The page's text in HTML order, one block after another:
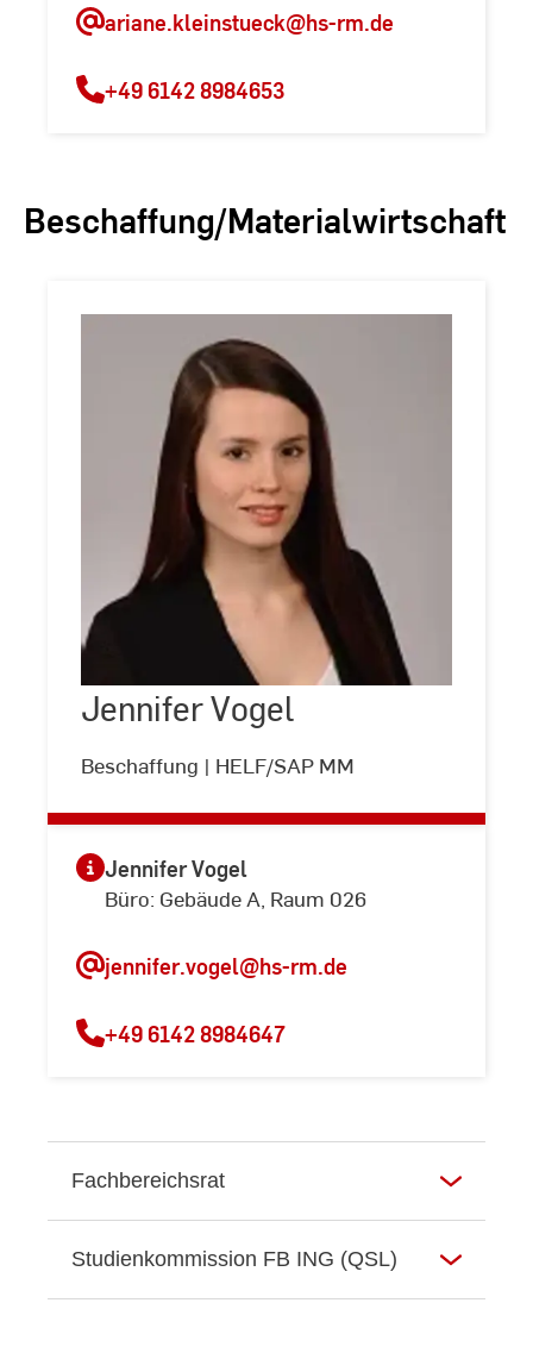
ariane.kleinstueck@hs-rm.de
+49 6142 8984653
Beschaffung/Materialwirtschaft
©Andreas
Schlote
Jennifer Vogel
Beschaffung | HELF/SAP MM
Jennifer
Vogel
Jennifer Vogel
Büro: Gebäude A, Raum 026
jennifer.vogel@hs-rm.de
+49 6142 8984647
Fachbereichsrat
Studienkommission FB ING (QSL)